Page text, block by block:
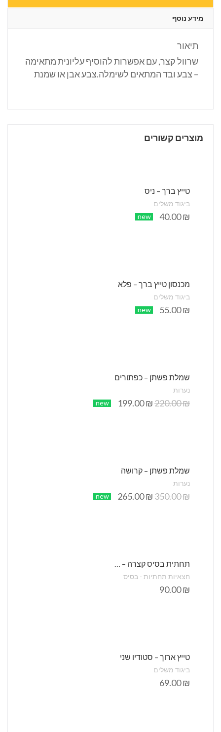
מידע נוסף
תיאור
שרוול קצר, עם אפשרות להוסיף עליונית מתאימה
– צבע ובד המתאים לשימלה.צבע אבן או שמנת
מוצרים קשורים
טייץ ברך – ניס
ביגוד משלים
40.00₪
new
מכנסון טייץ ברך – פלא
ביגוד משלים
55.00₪
new
שמלת פשתן – כפתורים
נערות
220.00₪
199.00₪
new
שמלת פשתן – קרושה
נערות
350.00₪
265.00₪
new
תחתית בסיס קצרה – חלק
חצאיות תחתיות - בסיס
90.00₪
טייץ ארוך – סטודיו שני
ביגוד משלים
69.00₪